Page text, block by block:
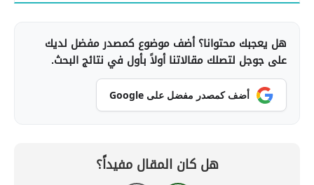
هل يعجبك محتوانا؟ أضف موضوع كمصدر مفضل لديك
على جوجل لتصلك مقالاتنا أولاً بأول في نتائج البحث.
أضف كمصدر مفضل على Google
هل كان المقال مفيداً؟